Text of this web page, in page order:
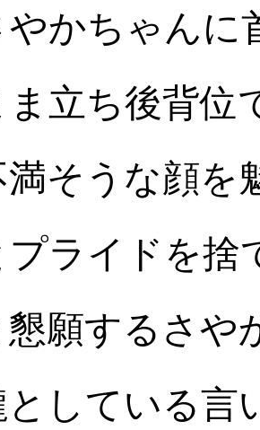
やかちゃんに
ま立ち後背位
そうな顔を
プライドを捨
懇願するさや
としている言